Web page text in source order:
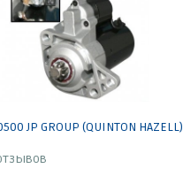
JP GROUP (QUINTON HAZELL)